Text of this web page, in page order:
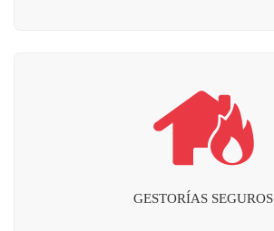
GESTORÍAS SEGUROS